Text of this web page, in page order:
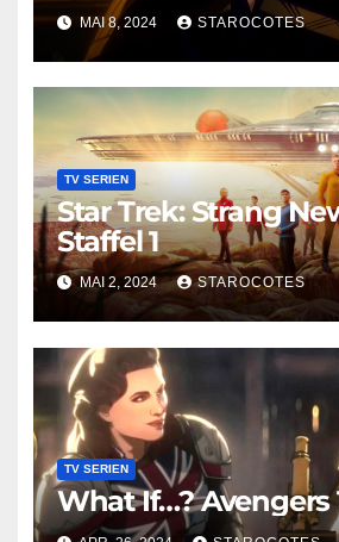
MAI 8, 2024 STAROCOTES
TV SERIEN
Star Trek: Strang
Staffel 1
MAI 2, 2024 STAROCOTES
TV SERIEN
What If…? Avengers